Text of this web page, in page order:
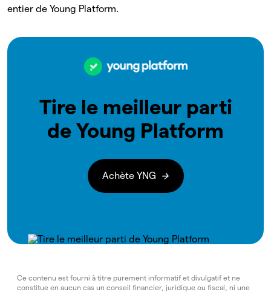
entier de Young Platform.
Tire le meilleur parti
de Young Platform
Achète YNG
Ce contenu est fourni à titre purement informatif et divulgatif et ne
constitue en aucun cas un conseil financier, juridique ou fiscal, ni une